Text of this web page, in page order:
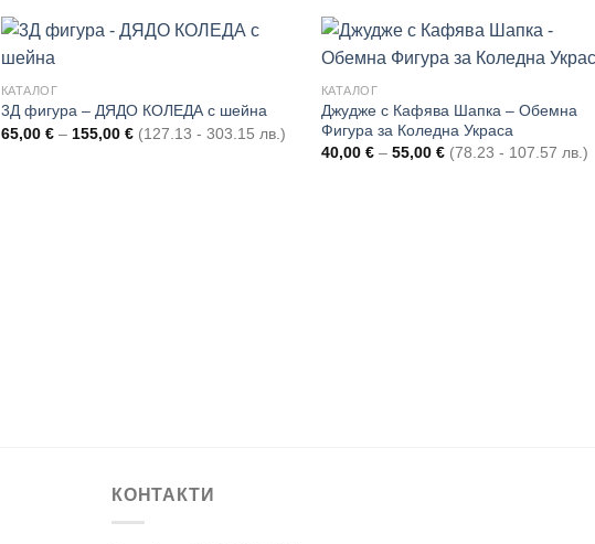
Add to
wishlist
КАТАЛОГ
3Д фигура – ДЯДО КОЛЕДА с шейна
65,00 € – 155,00 €Price
range:
(127.13 - 303.15 лв.)
Add to
КАТАЛОГ
Джудже с Кафява Шапка – Обемна
Фигура за Коледна Украса
40,00 € – 55,00 €Price
range:
(78.23 - 107.57 лв.)
КОНТАКТИ